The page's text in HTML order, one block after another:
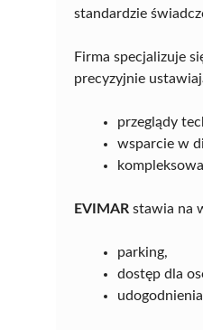
standardzie
Firma specjalizuje
precyzyjnie
przeglądy
wsparcie w
EVIMAR stawia na
parking,
dostęp dla